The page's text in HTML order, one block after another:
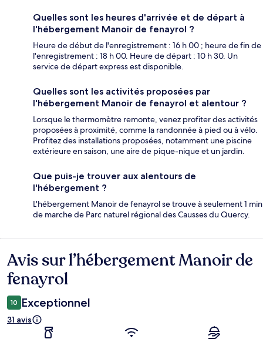
Quelles sont les heures d'arrivée et de départ à
l'hébergement Manoir de fenayrol ?
Heure de début de l'enregistrement : 16 h 00 ; heure de fin de
l'enregistrement : 18 h 00. Heure de départ : 10 h 30. Un
service de départ express est disponible.
Quelles sont les activités proposées par
l'hébergement Manoir de fenayrol et alentour ?
Lorsque le thermomètre remonte, venez profiter des activités
proposées à proximité, comme la randonnée à pied ou à vélo.
Profitez des installations proposées, notamment une piscine
extérieure en saison, une aire de pique-nique et un jardin.
Que puis-je trouver aux alentours de
l'hébergement ?
L'hébergement Manoir de fenayrol se trouve à seulement 1 min
de marche de Parc naturel régional des Causses du Quercy.
Avis
Avis sur l’hébergement Manoir de
fenayrol
10 Exceptionnel
31 avis